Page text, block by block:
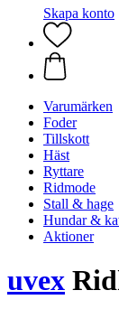
Skapa konto
Varumärken
Foder
Tillskott
Häst
Ryttare
Ridmode
Stall & hage
Hundar &
Aktioner
uvex